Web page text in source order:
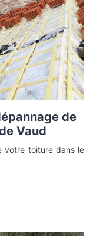
de
Vaud
votre toiture dans le